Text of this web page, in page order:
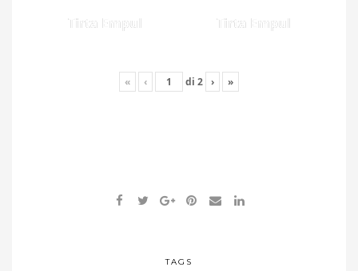
Tirta Empul Tirta Empul
« ‹ di 2 › »
TAGS